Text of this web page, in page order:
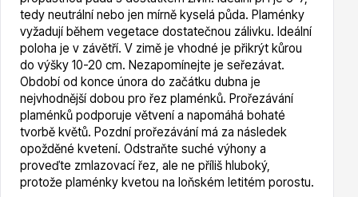
Postřiky, přípravky
tedy neutrální nebo jen mírně kyselá půda. Plaménky
vyžadují během vegetace dostatečnou zálivku. Ideální
poloha je v závětří. V zimě je vhodné je přikrýt kůrou
do výšky 10-20 cm. Nezapomínejte je seřezávat.
Období od konce února do začátku dubna je
nejvhodnější dobou pro řez plaménků. Prořezávání
plaménků podporuje větvení a napomáhá bohaté
tvorbě květů. Pozdní prořezávání má za následek
opožděné kvetení. Odstraňte suché výhony a
proveďte zmlazovací řez, ale ne příliš hluboký,
protože plaménky kvetou na loňském letitém porostu.